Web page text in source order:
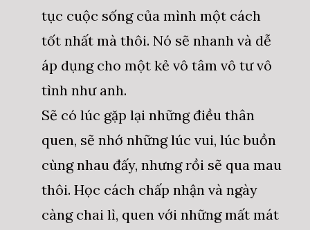
tục cuộc sống của mình một cách
tốt nhất mà thôi. Nó sẽ nhanh và dễ
áp dụng cho một kẻ vô tâm vô tư vô
tình như anh.
Sẽ có lúc gặp lại những điều thân
quen, sẽ nhớ những lúc vui, lúc buồn
cùng nhau đấy, nhưng rồi sẽ qua mau
thôi. Học cách chấp nhận và ngày
càng chai lì, quen với những mất mát